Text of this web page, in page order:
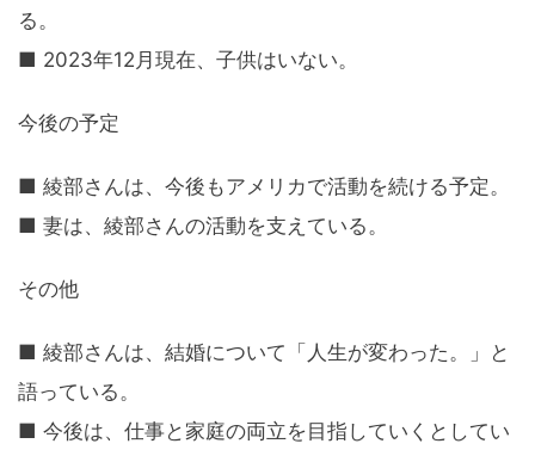
る。
■ 2023年12月現在、子供はいない。
今後の予定
■ 綾部さんは、今後もアメリカで活動を続ける予定。
■ 妻は、綾部さんの活動を支えている。
その他
■ 綾部さんは、結婚について「人生が変わった。」と
語っている。
■ 今後は、仕事と家庭の両立を目指していくとしてい